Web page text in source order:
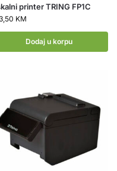
printer TRING FP1C
KM
Dodaj u korpu